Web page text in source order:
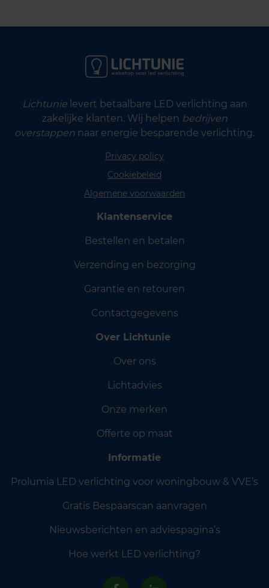
Lichtunielevert betaalbare LED verlichting aan
zakelijke klanten. Wij helpen bedrijven
overstappen naar energie besparende verlichting.
Privacy policy
Cookiebeleid
Algemene voorwaarden
Klantenservice
Bestellen en betalen
Verzending en bezorging
Garantie en retouren
Contactgegevens
Over Lichtunie
Over ons
Lichtadvies
Onze merken
Offerte op maat
Informatie
Prolumia LED verlichting voor woningbouw & VVE’s
Gratis Bespaarscan aanvragen
Nieuwsberichten en adviespagina’s
Hoe werkt LED verlichting?